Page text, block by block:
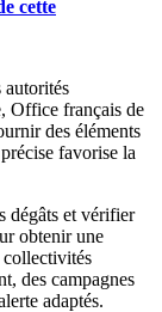
cette
autorités
Office français de
des éléments
favorise la
dégâts et vérifier
obtenir une
des campagnes
adaptés.